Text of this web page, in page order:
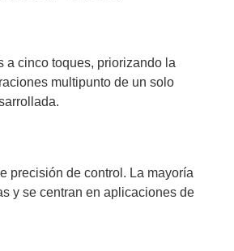
a cinco toques, priorizando la
multipunto de un solo
precisión de control. La mayoría
y se centran en aplicaciones de